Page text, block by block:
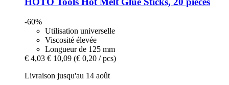
-60%
Utilisation universelle
Viscosité élevée
Longueur de 125 mm
€ 4,03 € 10,09 (€ 0,20 / pcs)
Livraison jusqu'au 14 août